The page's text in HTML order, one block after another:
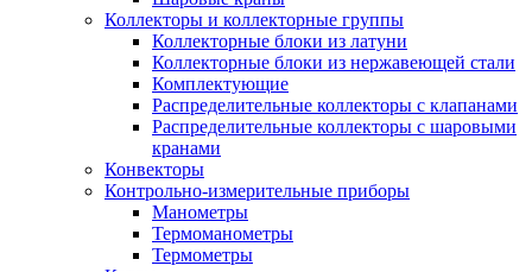
Коллекторы и коллекторные группы
Коллекторные блоки из латуни
Коллекторные блоки из нержавеющей стали
Комплектующие
Распределительные коллекторы с клапанами
Распределительные коллекторы с шаровыми
кранами
Конвекторы
Контрольно-измерительные приборы
Манометры
Термоманометры
Термометры